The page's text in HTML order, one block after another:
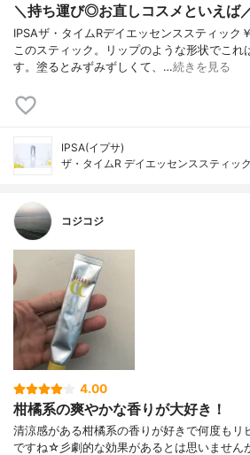
＼持ち運び◎お直しコスメといえば
IPSAザ・タイムRデイエッセンススティック
このスティック。リップのような形状でこれ
す。塗るとみずみずしくて、…続きを見る
IPSA(イプサ)
ザ・タイムR デイエッセンススティック
コジコジ
4.00
柑橘系の爽やかな香りが大好き！
清涼感がある柑橘系の香りが好きで何度もリ
ですね☆彡劇的な効果があるとは思いません